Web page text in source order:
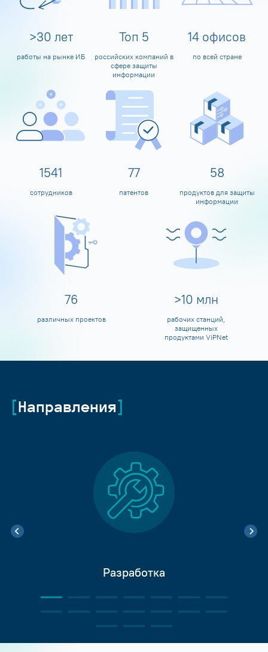
>30 лет
работы на рынке ИБ
Топ 5
российских компаний в
сфере защиты
информации
14 офисов
по всей стране
1600
сотрудников
80
патентов
60
продуктов для защиты
информации
80
различных проектов
>10 млн
рабочих станций,
защищенных
продуктами ViPNet
Направления
Разработка